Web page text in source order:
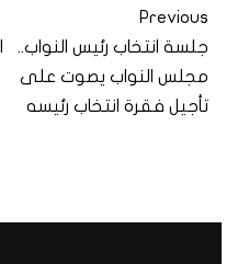
Previous
جلسة انتخاب رئيس النواب..
مجلس النواب يصوت على
تأجيل فقرة انتخاب رئيسه